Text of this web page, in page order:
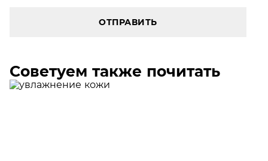
ОТПРАВИТЬ
Советуем также почитать